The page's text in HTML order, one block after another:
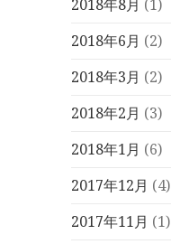
2018年8月 (1)
2018年6月 (2)
2018年3月 (2)
2018年2月 (3)
2018年1月 (6)
2017年12月 (4)
2017年11月 (1)